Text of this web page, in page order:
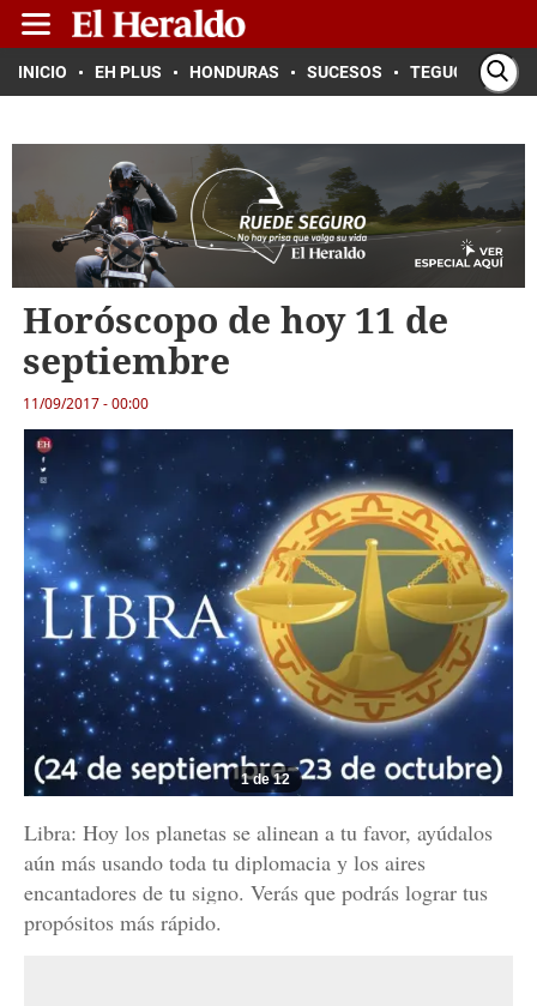
INICIO EH PLUS HONDURAS SUCESOS TEGUCIGALPA
Horóscopo de hoy 11 de
septiembre
11/09/2017 - 00:00
1 de 12
Libra: Hoy los planetas se alinean a tu favor, ayúdalos
aún más usando toda tu diplomacia y los aires
encantadores de tu signo. Verás que podrás lograr tus
propósitos más rápido.